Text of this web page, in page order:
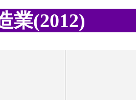
ける有形固定資産年末現
：食料品製造業 の
者の数
額[百万円](2016)
業(2012)